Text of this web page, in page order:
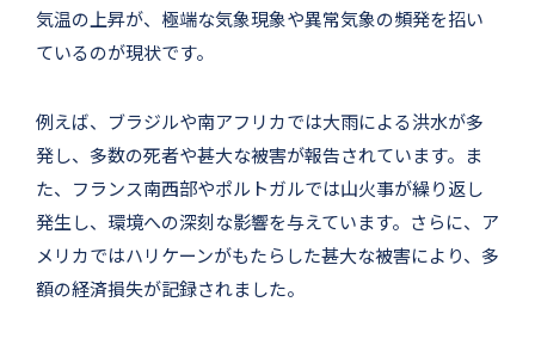
気温の上昇が、極端な気象現象や異常気象の頻発を招い
ているのが現状です。
例えば、ブラジルや南アフリカでは大雨による洪水が多
発し、多数の死者や甚大な被害が報告されています。ま
た、フランス南西部やポルトガルでは山火事が繰り返し
発生し、環境への深刻な影響を与えています。さらに、ア
メリカではハリケーンがもたらした甚大な被害により、多
額の経済損失が記録されました。